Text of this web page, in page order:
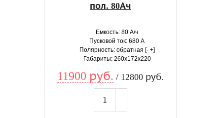
пол. 80Ач
Емкость: 80 А/ч
Пусковой ток: 680 А
Полярность: обратная [- +]
Габариты: 260x172x220
11900 руб. / 12800 руб.